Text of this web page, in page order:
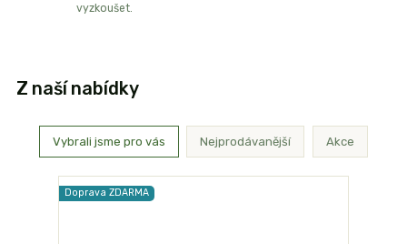
vyzkoušet.
Z naší nabídky
Vybrali jsme pro vás Nejprodávanější Akce
Doprava ZDARMA